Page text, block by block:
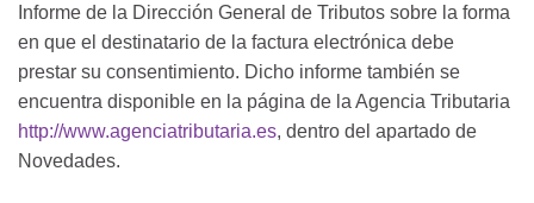
Informe de la Dirección General de Tributos sobre la forma
en que el destinatario de la factura electrónica debe
prestar su consentimiento. Dicho informe también se
encuentra disponible en la página de la Agencia Tributaria
http://www.agenciatributaria.es, dentro del apartado de
Novedades.